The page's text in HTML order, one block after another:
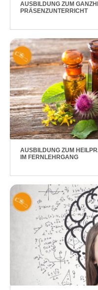
AUSBILDUNG ZUM
PRÄSENZUNTERRICHT
AUSBILDUNG ZUM
IM FERNLEHRGANG